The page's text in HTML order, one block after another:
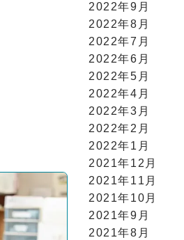
2022年9月
2022年8月
2022年7月
2022年6月
2022年5月
2022年4月
2022年3月
2022年2月
2022年1月
2021年12月
2021年11月
2021年10月
2021年9月
2021年8月